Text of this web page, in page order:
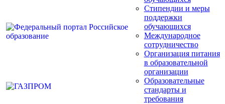
Стипендии и меры
поддержки
обучающихся
Международное
сотрудничество
Организация питания
в образовательной
организации
Образовательные
стандарты и
требования